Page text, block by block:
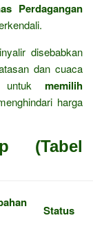
Perdagangan
disebabkan
dan cuaca
untuk memilih
harga
(Tabel
Status